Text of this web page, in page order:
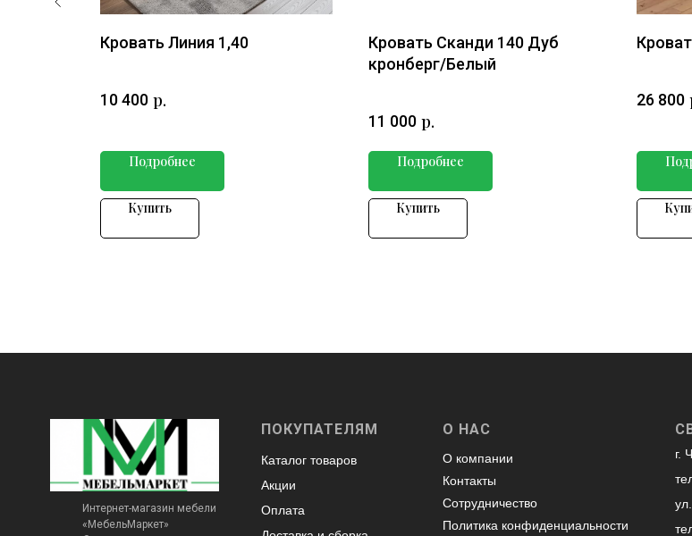
Кровать Линия 1,40
10 400 р.
Подробнее
Купить
Кровать Сканди 140 Дуб
кронберг/Белый
11 000 р.
Подробнее
Купить
26 800
ПОКУПАТЕЛЯМ
Каталог товаров
Акции
Оплата
О НАС
О компании
Контакты
Сотрудничество
Политика конфиденциальности
г.
Интернет-магазин мебели
«МебельМаркет»